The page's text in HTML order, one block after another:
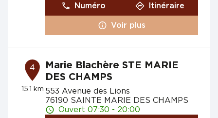
Numéro
Itinéraire
Voir plus
4
15.1 km
Marie Blachère STE MARIE
DES CHAMPS
553 Avenue des Lions
76190 SAINTE MARIE DES CHAMPS
Ouvert 07:30 - 20:00